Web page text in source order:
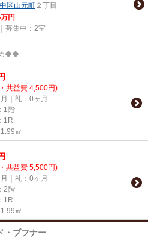
区山元町 ２丁目
万円
募集中： 2室
め◆◆
共益費 4,500円)
｜礼：0ヶ月
1階
1R
㎡
共益費 5,500円)
｜礼：0ヶ月
2階
1R
㎡
・ブフナー